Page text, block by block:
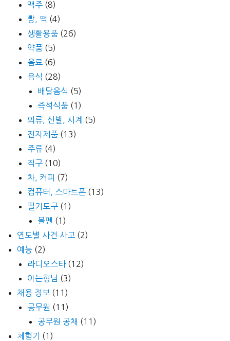
맥주 (8)
빵, 떡 (4)
생활용품 (26)
약품 (5)
음료 (6)
음식 (28)
배달음식 (5)
즉석식품 (1)
의류, 신발, 시계
(5)
전자제품 (13)
주류 (4)
직구 (10)
차, 커피 (7)
컴퓨터, 스마트폰 (13)
필기도구 (1)
볼펜 (1)
연도별 사건 사고 (2)
예능 (2)
라디오스타(12)
아는형님 (3)
채용 정보 (11)
공무원 (11)
공무원 공채 (11)
체험기
(1)